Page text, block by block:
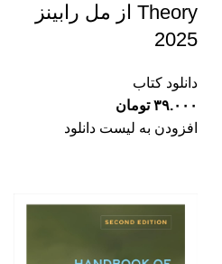
Theory از مل رابینز
2025
دانلود کتاب
۳۹.۰۰۰ تومان
افزودن به لیست دانلود